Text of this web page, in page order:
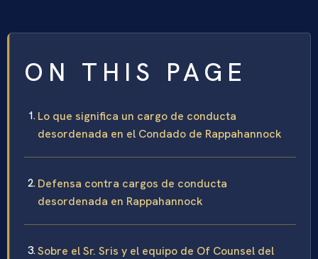
ON THIS PAGE
Lo que significa un cargo de conducta
desordenada en el Condado de Rappahannock
Defensa contra cargos de conducta
desordenada en Rappahannock
Sobre el Sr. Sris y el equipo de Of Counsel del